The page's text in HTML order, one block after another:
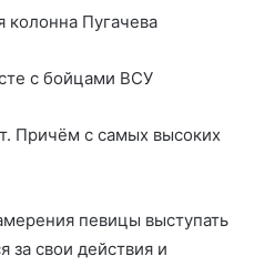
с бойцами ВСУ
Причём с самых высоких
певицы выступать
за свои действия и